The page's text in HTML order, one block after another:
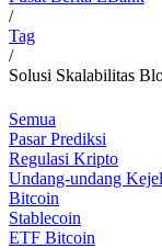
/
Tag
/
Solusi Skalabilitas
Semua
Pasar Prediksi
Regulasi Kripto
Undang-undang
Bitcoin
Stablecoin
ETF Bitcoin